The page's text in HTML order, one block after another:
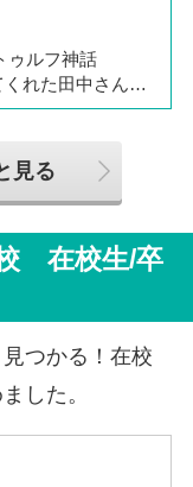
。
ゥルフ神話
れた田中さん
崩し、12月に第一
らしく過ごせる
ただきました。
」というイメー
ンパスでフェロー
不安は希望へと変
見る
在校生/卒
つかる！在校
した。